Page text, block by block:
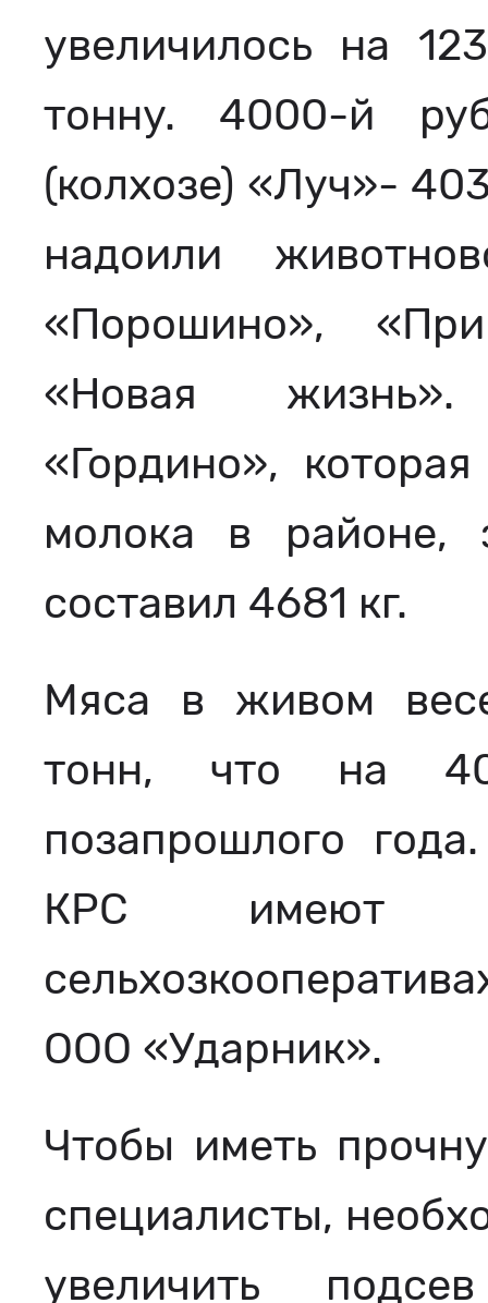
увеличилось на
тонну. 4000-й
(колхозе) «Луч»-
надоили
«Порошино»,
«Новая
«Гордино»,
молока в районе,
составил 4681 кг.
Мяса в живом
тонн, что на
позапрошлого
КРС имеют
ООО «Ударник».
Чтобы иметь
специалисты,
увеличить